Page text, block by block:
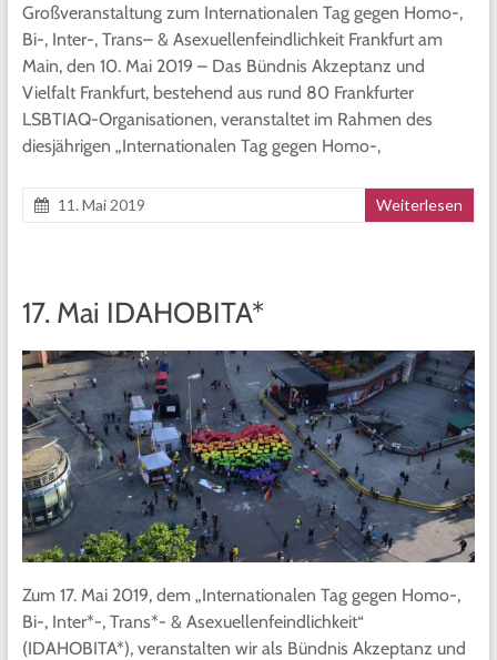
Großveranstaltung zum Internationalen Tag gegen Homo-,
Bi-, Inter-, Trans– & Asexuellenfeindlichkeit Frankfurt am
Main, den 10. Mai 2019 – Das Bündnis Akzeptanz und
Vielfalt Frankfurt, bestehend aus rund 80 Frankfurter
LSBTIAQ-Organisationen, veranstaltet im Rahmen des
diesjährigen „Internationalen Tag gegen Homo-,
11. Mai 2019 Weiterlesen
17. Mai IDAHOBITA*
Zum 17. Mai 2019, dem „Internationalen Tag gegen Homo-,
Bi-, Inter*-, Trans*- & Asexuellenfeindlichkeit“
(IDAHOBITA*), veranstalten wir als Bündnis Akzeptanz und